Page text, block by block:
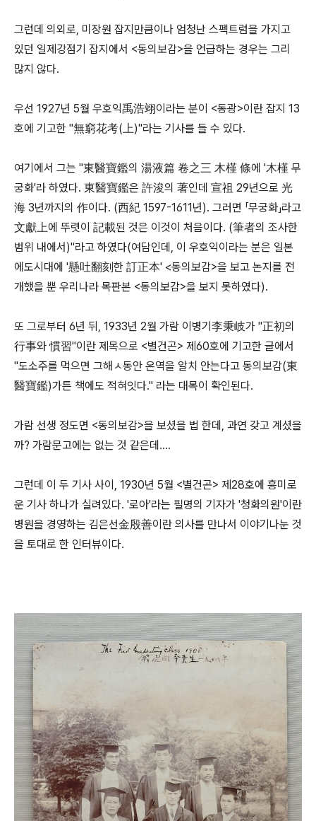
그런데 의외로, 미장원 잡지만큼이나 엄청난 스펙트럼을 가지고
있던 일제강점기 잡지에서 <동의보감>을 언급하는 경우는 그리
많지 않다.
우선 1927년 5월 우호익禹浩翊이라는 분이 <동광>이란 잡지 13
호에 기고한 "無窮花考(上)"라는 기사를 들 수 있다.
여기에서 그는 "東醫寶鑑의 湯液篇 卷之三 木槿 條에 '木槿 무
궁화'라 하였다. 東醫寶鑑은 許浚의 著인데 宣祖 29년으로 光
海 3년까지의 作이다. (西紀 1597-1611년). 그러면 「무궁화」라고
文獻上에 뚜렷이 記載된 것은 이것이 처음이다. (筆者의 조사한
범위 내에서)"라고 하였다(여담인데, 이 우호익이라는 분은 일본
에도시대에 '懸吐翻刻한 訂正本' <동의보감>을 보고 논지를 전
개했을 뿐 우리나라 목판본 <동의보감>을 보지 못하였다).
또 그로부터 6년 뒤, 1933년 2월 가람 이병기李秉岐가 "正初의
行事와 慣習"이란 제목으로 <별건곤> 제60호에 기고한 글에서
"도소주를 먹으면 그해ㅅ동안 온역을 알치 안는다고 동의보감(東
醫寶鑑)가튼 책에도 적혀잇다." 라는 대목이 확인된다.
가람 선생 정도면 <동의보감>을 보셨을 법 한데, 과연 갖고 계셨을
까? 가람문고에는 없는 것 같은데....
그런데 이 두 기사 사이, 1930년 5월 <별건곤> 제28호에 흥미로
운 기사 하나가 실려있다. '로아'라는 필명의 기자가 '청화의원'이란
병원을 경영하는 김은선金殷善이란 의사를 만나서 이야기나눈 것
을 토대로 한 인터뷰이다.